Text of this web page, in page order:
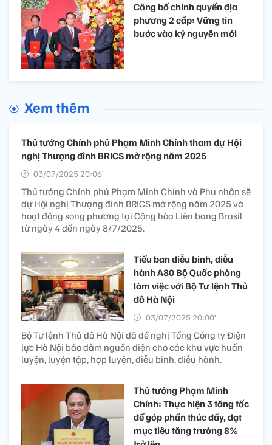
Công bố chính quyền địa
phương 2 cấp: Vững tin
bước vào kỷ nguyên mới
Xem thêm
Thủ tướng Chính phủ Phạm Minh Chính tham dự Hội
nghị Thượng đỉnh BRICS mở rộng năm 2025
03/07/2025 20:06’
Thủ tướng Chính phủ Phạm Minh Chính và Phu nhân sẽ
dự Hội nghị Thượng đỉnh BRICS mở rộng năm 2025 và
hoạt động song phương tại Cộng hòa Liên bang Brasil
từ ngày 4 đến ngày 8/7/2025.
Tiểu ban diễu binh, diễu
hành A80 Bộ Quốc phòng
làm việc với Bộ Tư lệnh Thủ
đô Hà Nội
03/07/2025 20:00’
Bộ Tư lệnh Thủ đô Hà Nội đã đề nghị Tổng Công ty Điện
lực Hà Nội bảo đảm nguồn điện cho các khu vực huấn
luyện, luyện tập, hợp luyện, diễu binh, diễu hành.
Thủ tướng Phạm Minh
Chính: Thực hiện 3 tăng tốc
để góp phần thúc đẩy, đạt
mục tiêu tăng trưởng 8%